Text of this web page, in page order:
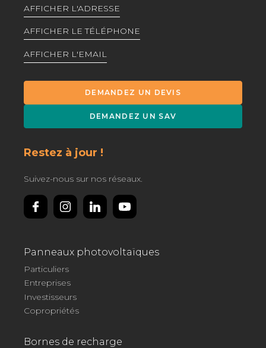
AFFICHER L'ADRESSE
AFFICHER LE TÉLÉPHONE
AFFICHER L'EMAIL
DEMANDEZ UN DEVIS
DEMANDEZ UN SAV
Panneaux photovoltaïques
Particuliers
Entreprises
Investisseurs
Copropriétés
Bornes de recharge
Restez à jour !
Suivez-nous sur nos réseaux.